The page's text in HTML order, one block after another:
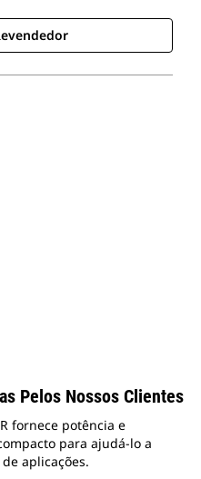
Pelos Nossos Clientes
fornece potência e
para ajudá-lo a
aplicações.